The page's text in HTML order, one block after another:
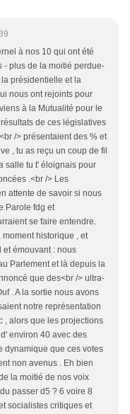
à nos 10 qui ont été
- plus de la moitié perdue-
présidentielle et la
nous ont rejoints pour
à la Mutualité pour le
de ces législatives
/> présentaient des % et
, tu as reçu un coup de fil
salle tu t' éloignais pour
.<br /> Les
attente de savoir si nous
Parole fdg et
se faire entendre.
historique , et
émouvant : nous
Parlement et là depuis la
que des<br /> ultra-
. A la sortie nous avons
notre représentation
, alors que les projections
environ 40 avec des
dynamique que ces votes
non avenus . Eh bien
la moitié de nos voix
passer d5 ? 6 voire 8
socialistes critiques et